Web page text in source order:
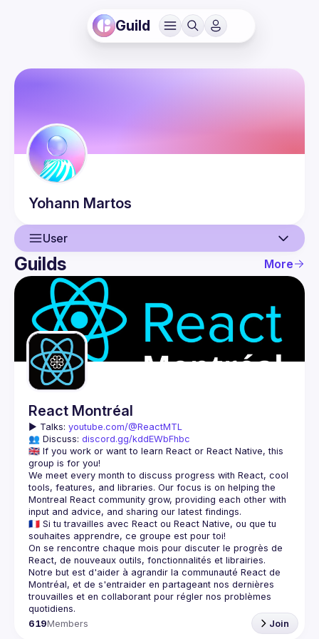
Guild
Yohann Martos
User
User
Events
Guilds
Guilds More
React Montréal
▶️ Talks: youtube.com/@ReactMTL
👥 Discuss: discord.gg/kddEWbFhbc
🇬🇧 If you work or want to learn React or React Native, this
We meet every month to discuss progress with React, cool
tools, features, and libraries. Our focus is on helping the
Montreal React community grow, providing each other with
🇫🇷 Si tu travailles avec React ou React Native, ou que tu
On se rencontre chaque mois pour discuter le progrès de
React, de nouveaux outils, fonctionnalités et librairies.
Notre but est d'aider à agrandir la communauté React de
Montréal, et de s'entraider en partageant nos dernières
trouvailles et en collaborant pour régler nos problèmes
619Members Join